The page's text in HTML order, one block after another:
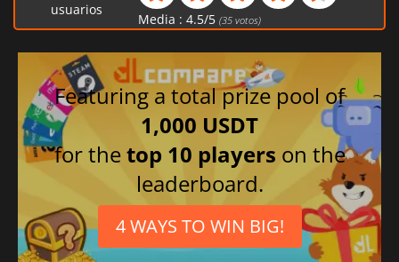
usuarios
Media : 4.5/5 (35votos)
Featuring a total prize pool of
1,000 USDT
for thetop 10 players on the
leaderboard.
4 WAYS TO WIN BIG!